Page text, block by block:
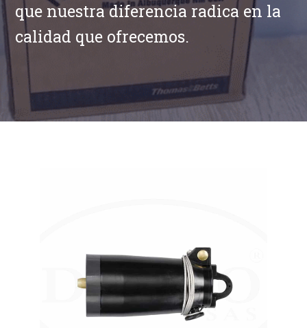
que nuestra diferencia radica en la
calidad que ofrecemos.